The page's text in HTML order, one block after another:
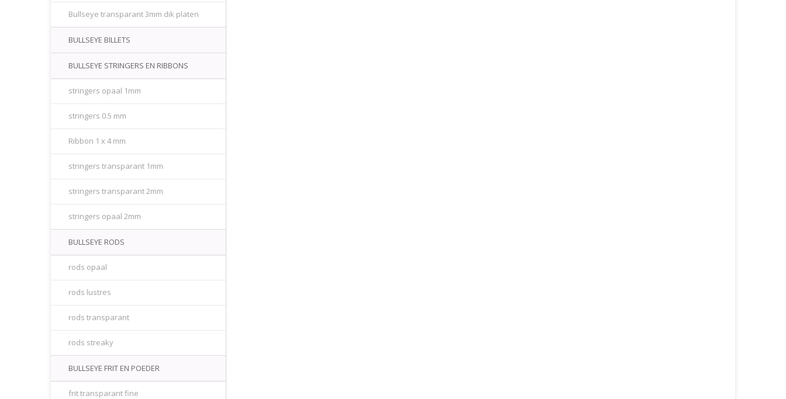
Bullseye transparant 3mm dik platen
BULLSEYE BILLETS
BULLSEYE STRINGERS EN RIBBONS
stringers opaal 1mm
stringers 0.5 mm
Ribbon 1 x 4 mm
stringers transparant 1mm
stringers transparant 2mm
stringers opaal 2mm
BULLSEYE RODS
rods opaal
rods lustres
rods transparant
rods streaky
BULLSEYE FRIT EN POEDER
frit transparant fine